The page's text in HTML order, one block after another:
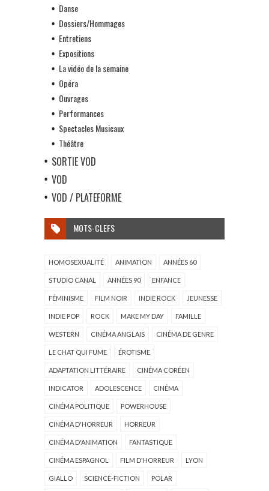
Danse
Dossiers/Hommages
Entretiens
Expositions
La vidéo de la semaine
Opéra
Ouvrages
Performances
Spectacles Musicaux
Théâtre
SORTIE VOD
VOD
VOD / PLATEFORME
MOTS-CLEFS
HOMOSEXUALITÉ ANIMATION ANNÉES 60
STUDIO CANAL ANNÉES 90 ENFANCE
FÉMINISME FILM NOIR INDIE ROCK JEUNESSE
INDIE POP ROCK MAKE MY DAY FAMILLE
WESTERN CINÉMA ANGLAIS CINÉMA DE GENRE
LE CHAT QUI FUME ÉROTISME
ADAPTATION LITTÉRAIRE CINÉMA CORÉEN
INDICATOR ADOLESCENCE CINÉMA
CINÉMA POLITIQUE POWERHOUSE
CINÉMA D'HORREUR HORREUR
CINÉMA D'ANIMATION FANTASTIQUE
CINÉMA ESPAGNOL FILM D'HORREUR LYON
GIALLO SCIENCE-FICTION POLAR